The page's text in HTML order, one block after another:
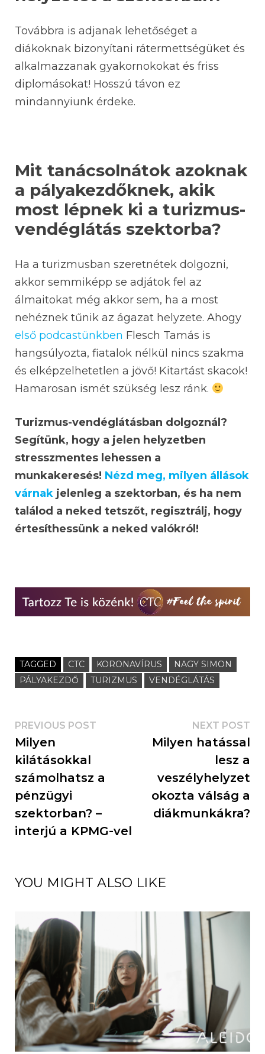
Továbbra is adjanak lehetőséget a
diákoknak bizonyítani rátermettségüket és
alkalmazzanak gyakornokokat és friss
diplomásokat! Hosszú távon ez
mindannyiunk érdeke.
Mit tanácsolnátok azoknak
a pályakezdőknek, akik
most lépnek ki a turizmus-
vendéglátás szektorba?
Ha a turizmusban szeretnétek dolgozni,
akkor semmiképp se adjátok fel az
álmaitokat még akkor sem, ha a most
nehéznek tűnik az ágazat helyzete. Ahogy
első podcastünkben Flesch Tamás is
hangsúlyozta, fiatalok nélkül nincs szakma
és elképzelhetetlen a jövő! Kitartást skacok!
Hamarosan ismét szükség lesz ránk.
Turizmus-vendéglátásban dolgoznál?
Segítünk, hogy a jelen helyzetben
stresszmentes lehessen a
munkakeresés! Nézd meg, milyen állások
várnak jelenleg a szektorban, és ha nem
találod a neked tetszőt, regisztrálj, hogy
értesíthessünk a neked valókról!
TAGGED CTC KORONAVÍRUS
NAGY SIMON
PÁLYAKEZDŐ
TURIZMUS VENDÉGLÁTÁS
PREVIOUS POST
Milyen
kilátásokkal
számolhatsz a
pénzügyi
szektorban? –
interjú a KPMG-vel
NEXT POST
Milyen hatással
lesz a
veszélyhelyzet
okozta válság a
diákmunkákra?
YOU MIGHT ALSO LIKE